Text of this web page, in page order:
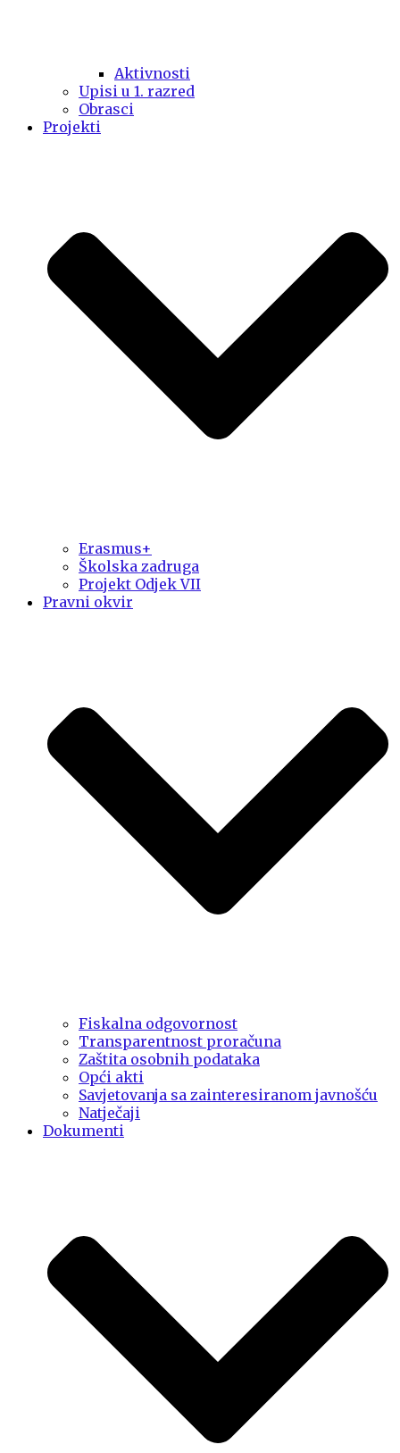
Aktivnosti
Upisi u 1. razred
Obrasci
Projekti
Erasmus+
Školska zadruga
Projekt Odjek VII
Pravni okvir
Fiskalna odgovornost
Transparentnost proračuna
Zaštita osobnih podataka
Opći akti
Savjetovanja sa zainteresiranom javnošću
Natječaji
Dokumenti